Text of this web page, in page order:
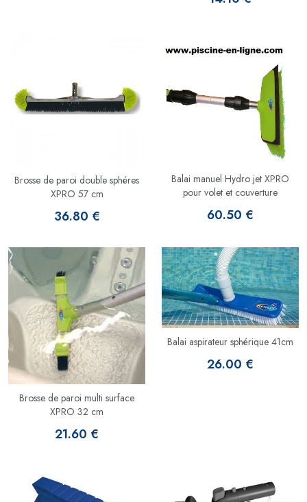
Brosse de paroi double sphéres
XPRO 57 cm
36.80 €
Balai manuel Hydro jet XPRO
pour volet et couverture
60.50 €
Brosse de paroi multi surface
XPRO 32 cm
21.60 €
Balai aspirateur sphérique 41cm
26.00 €